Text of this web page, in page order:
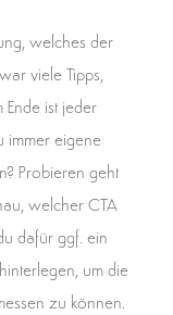
welches der
viele Tipps,
Ende ist jeder
immer eigene
Probieren geht
welcher CTA
dafür ggf. ein
um die
zu können.